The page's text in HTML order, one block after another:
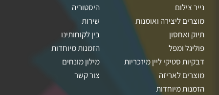
נייר צילום
מוצרים ליצירה ואומנות
תיוק ואחסון
פוליגל ומפל
דבקיות סטיקי ליין מיזכריות
מוצרים לאריזה
הזמנות מיוחדות
היסטוריה
שירות
בין לקוחותינו
הזמנות מיוחדות
מילון מונחים
צור קשר